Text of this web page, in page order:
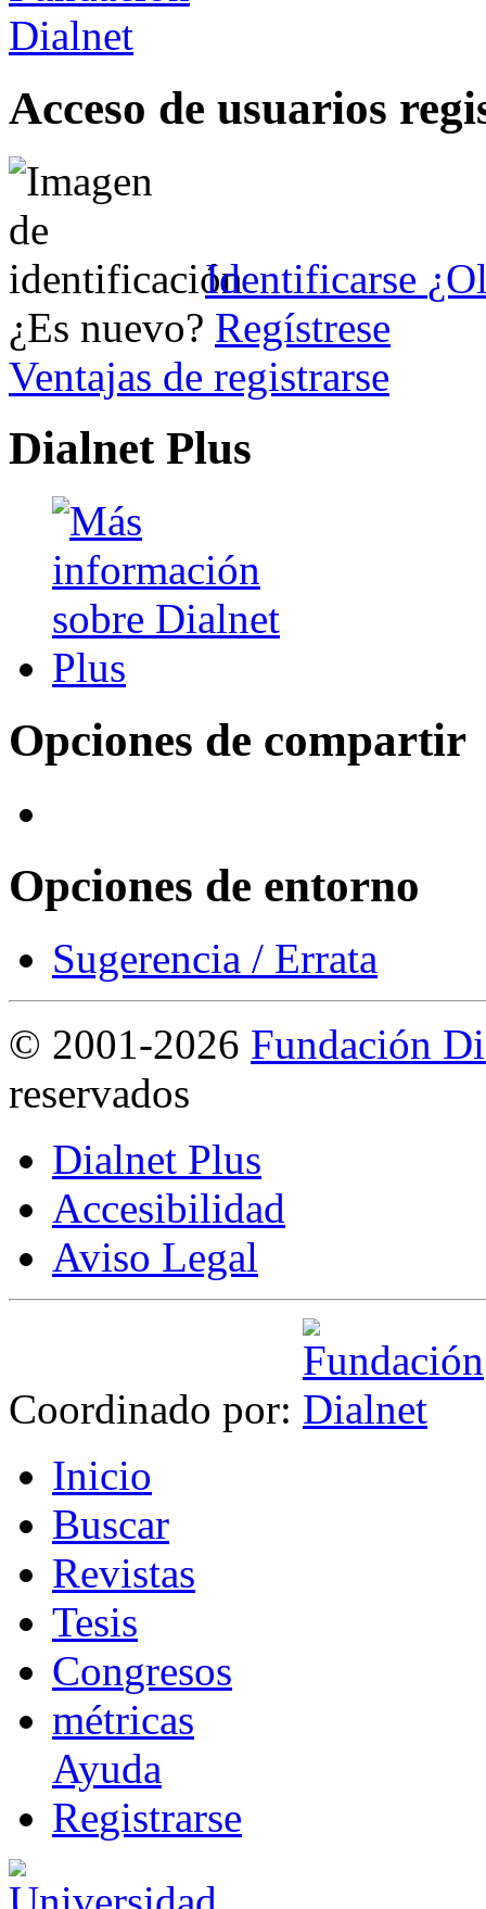
Acceso de usuarios
Identificarse
¿Es nuevo? Regístrese
Ventajas de registrarse
Dialnet Plus
Opciones de compartir
Opciones de entorno
Sugerencia / Errata
© 2001-2026 Fundación
reservados
Dialnet Plus
Accesibilidad
Aviso Legal
Coordinado por:
Inicio
Buscar
Revistas
Tesis
Congresos
métricas
Ayuda
Registrarse